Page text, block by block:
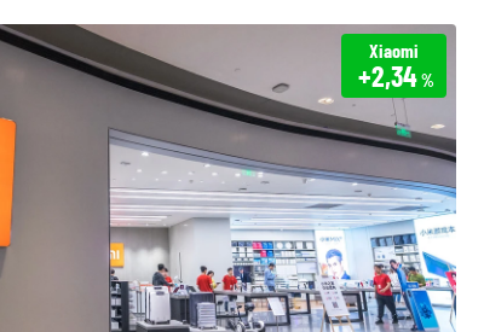
Xiaomi
+2,34%